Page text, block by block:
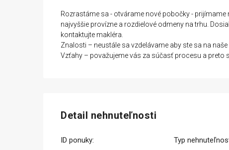
Rozrastáme sa - otvárame nové pobočky -
najvyššie provízne a rozdielové odmeny na trhu.
kontaktujte makléra.
Znalosti – neustále sa vzdelávame aby ste sa na
Vzťahy – považujeme vás za súčasť procesu a preto
Detail nehnuteľnosti
ID ponuky:
Typ
Kúpa